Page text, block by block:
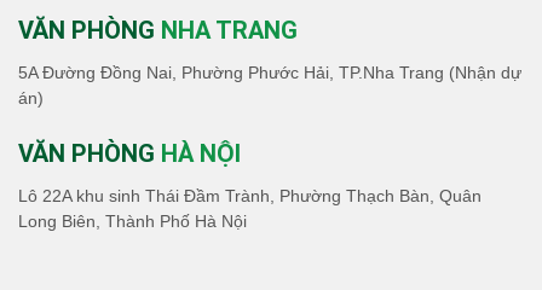
VĂN PHÒNG NHA TRANG
5A Đường Đồng Nai, Phường Phước Hải, TP.Nha Trang (Nhận dự
án)
VĂN PHÒNG HÀ NỘI
Lô 22A khu sinh Thái Đầm Trành, Phường Thạch Bàn, Quân
Long Biên, Thành Phố Hà Nội